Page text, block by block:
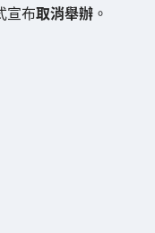
宣布取消舉辦 。